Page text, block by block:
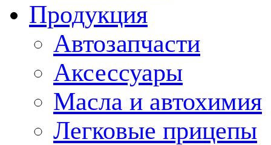
Продукция
Автозапчасти
Аксессуары
Масла и автохимия
Легковые прицепы